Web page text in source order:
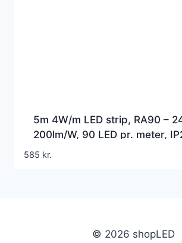
5m 4W/m LED strip, RA90 –
200lm/W, 90 LED pr. meter,
indendørs
585 kr.
© 2026 shopLED